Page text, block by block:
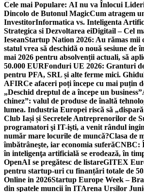
Cele mai Populare: AI nu va Înlocui
Dincolo de Butonul MagicCum atragem
InvestitorInformatica vs. Inteligenta
Strategica si Dezvoltarea eiDigitail – Cel
IeseanStartup Nation 2026: Au rămas mii
statul vrea să deschidă o nouă sesiune de
mai 2026 pentru absolvenții actuali, să
50.000 EURFonduri UE 2026: Granturi
pentru PFA, SRL și alte ferme mici.
AFIRCe afaceri poți începe cu mai puțin
„Deschid dreptul de a începe un business”
chinez”: valul de produse de înaltă
lumea. Industria Europei riscă să „dispară
Club Iași și Secretele Antreprenorilor de
programatori şi IT-işti, a venit rândul
număr mare locurile de muncă?Clasa de
îmbătrâneşte, iar economia suferăCNBC:
în inteligenţa artificială se erodează, în
OpenAI se pregătesc de listareGITEX
pentru startup-uri cu finanțări totale de
Online in 2026Startup Europe Week –
din spatele muncii în ITArena Ursilor